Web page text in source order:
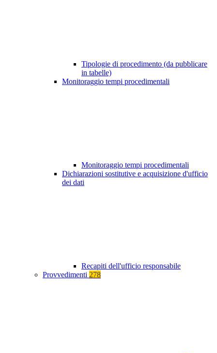
Tipologie di procedimento (da pubblicare
in tabelle)
Monitoraggio tempi procedimentali
Monitoraggio tempi procedimentali
Dichiarazioni sostitutive e acquisizione d'ufficio
dei dati
Recapiti dell'ufficio responsabile
Provvedimenti 278